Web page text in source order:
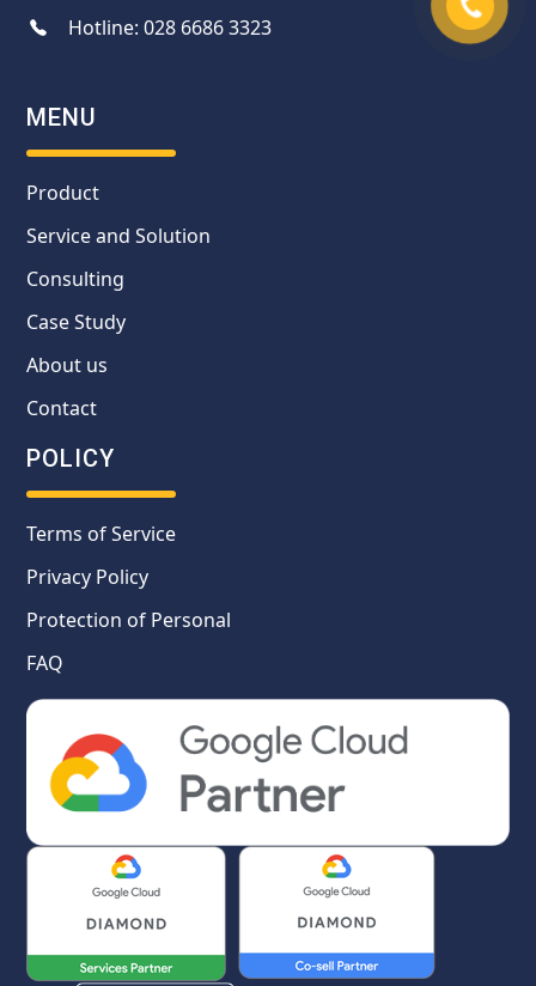
Hotline:028 6686 3323
MENU
Product
Service and Solution
Consulting
Case Study
About us
Contact
POLICY
Terms of Service
Privacy Policy
Protection of Personal
FAQ